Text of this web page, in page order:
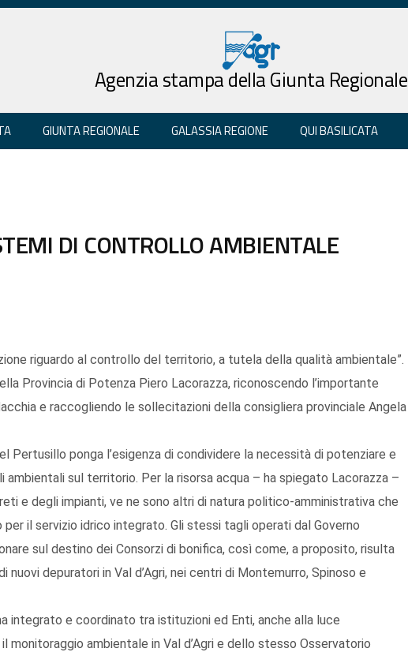
Agenzia stampa della Giunta Regionale
GIUNTA REGIONALE GALASSIA REGIONE QUI BASILICATA
DI CONTROLLO AMBIENTALE
riguardo al controllo del territorio, a tutela della qualità ambientale”.
Provincia di Potenza Piero Lacorazza, riconoscendo l’importante
e raccogliendo le sollecitazioni della consigliera provinciale Angela
Pertusillo ponga l’esigenza di condividere la necessità di potenziare e
sul territorio. Per la risorsa acqua – ha spiegato Lacorazza –
e degli impianti, ve ne sono altri di natura politico-amministrativa che
il servizio idrico integrato. Gli stessi tagli operati dal Governo
sul destino dei Consorzi di bonifica, così come, a proposito, risulta
depuratori in Val d’Agri, nei centri di Montemurro, Spinoso e
integrato e coordinato tra istituzioni ed Enti, anche alla luce
monitoraggio ambientale in Val d’Agri e dello stesso Osservatorio